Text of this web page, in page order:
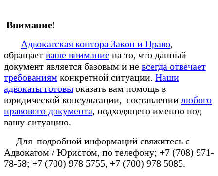
Внимание!
Адвокатская контора Закон и Право,
обращает ваше внимание на то, что данный
документ является базовым и не всегда отвечает
требованиям конкретной ситуации. Наши
адвокаты готовы оказать вам помощь в
юридической консультации, составлении любого
правового документа, подходящего именно под
вашу ситуацию.
Для подробной информаций свяжитесь с
Адвокатом / Юристом, по телефону; +7 (708) 971-
78-58; +7 (700) 978 5755, +7 (700) 978 5085.